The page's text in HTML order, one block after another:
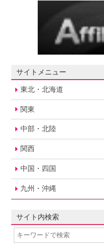
サイトメニュー
東北・北海道
関東
中部・北陸
関西
中国・四国
九州・沖縄
サイト内検索